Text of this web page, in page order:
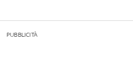
PUBBLICITÀ